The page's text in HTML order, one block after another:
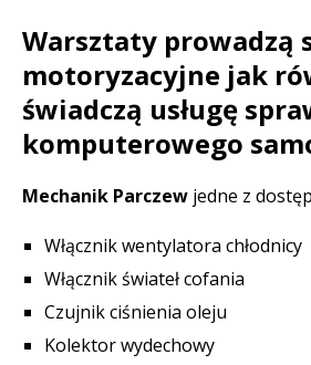
Warsztaty prowadzą
motoryzacyjne jak
świadczą usługę
komputerowego
Mechanik Parczew jedne z
Włącznik wentylatora chłodnicy
Włącznik świateł cofania
Czujnik ciśnienia oleju
Kolektor wydechowy